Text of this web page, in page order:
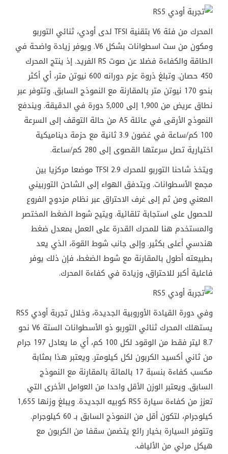
المحرك من فئة بتقنية لدى أودي، ثنائي التوربو
ومكون من ست اسطوانات بشكل ويوفر زيادة واضحة في
الطاقة والكفاءة فضلا عن صوت الفريد.إذ ينتج المحرك
450 حصان.وتبلغ ذروة عزم دورانه نيوتن متر، أي أكثر
بنحو
نيوتن متر بالمقارنة مع النموذج السابق.وتتوفر عبر
نطاق عريض من إلى دورة في الدقيقة.ويندفع
النموذج الأرقى في عائلة من حالة التوقف إلى السرعة
100 كم/ساعة في غضون ثانية مع حزمة ديناميكية
اختيارية تصل سرعتها القصوى إلى كم/ساعة.
ويتخذ شاحنا التوربو للمحرك موضعا مركزيا بين
مجمع الأسطوانات.ويتدفق الهواء إلى الشاحن التوربيني
المعني ومن ثم إلى غرف الاحتراق عبر نظام مزدوج الفروع
للحصول على استجابة تلقائية.ويتيح شوط الضغط المختصر
والمستخدم هنا للمحرك القدرة على العمل بمعدل ضغط
هندسي أعلى بكثير.وإلى جانب شوط القوة، الذي يعد
بطبيعته أطول بالمقارنة مع شوط الضغط، فإن ذلك يوفر
فاعلية أكبر للاحتراق، وزيادة في كفاءة المحرك.
وفي دورة القيادة الأوروبية الجديدة، وخلال تجربة أودي RS5
يستهلك المحرك ثنائي التوربو ذو الأسطوانات الستة
نحو
8.7 ليتر فقط من الوقود لكل كم، أي ما يعادل
جرام
من ثاني أكسيد الكربون لكل كيلومتر.ويعتبر هذا بمثابة
مكسب كفاءة بنسبة بالمائة بالمقارنة مع النموذج
السابق.ويعتبر الوزن الأقل واحدا من العوامل الأخرى التي
تعزز من كفاءة سيارة كوبيه الجديدة.ويبلغ وزنها
كيلوجرام، لتكون أقل من النموذج السابق بـ60 كيلوجرام.
وتتوفر السيارة بخيار رائع يتضمن سقفا من الكربون مع
هيكل مرئي من الألياف.